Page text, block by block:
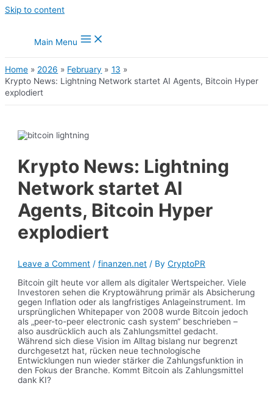
Skip to content
Main Menu
Home 2026 February
13
Krypto News: Lightning Network startet AI Agents, Bitcoin Hyper
explodiert
Krypto News: Lightning
Network startet AI
Agents, Bitcoin Hyper
explodiert
Leave a Comment /finanzen.net / ByCryptoPR
Bitcoin gilt heute vor allem als digitaler Wertspeicher. Viele
Investoren sehen die Kryptowährung primär als Absicherung
gegen Inflation oder als langfristiges Anlageinstrument. Im
ursprünglichen Whitepaper von 2008 wurde Bitcoin jedoch
als „peer-to-peer electronic cash system“ beschrieben –
also ausdrücklich auch als Zahlungsmittel gedacht.
Während sich diese Vision im Alltag bislang nur begrenzt
durchgesetzt hat, rücken neue technologische
Entwicklungen nun wieder stärker die Zahlungsfunktion in
den Fokus der Branche. Kommt Bitcoin als Zahlungsmittel
dank KI?